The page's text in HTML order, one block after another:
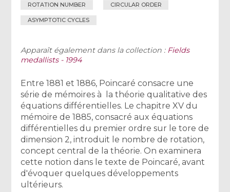
ROTATION NUMBER CIRCULAR ORDER
ASYMPTOTIC CYCLES
Apparaît également dans la collection : Fields
medallists - 1994
Entre 1881 et 1886, Poincaré consacre une
série de mémoires à la théorie qualitative des
équations différentielles. Le chapitre XV du
mémoire de 1885, consacré aux équations
différentielles du premier ordre sur le tore de
dimension 2, introduit le nombre de rotation,
concept central de la théorie. On examinera
cette notion dans le texte de Poincaré, avant
d'évoquer quelques développements
ultérieurs.